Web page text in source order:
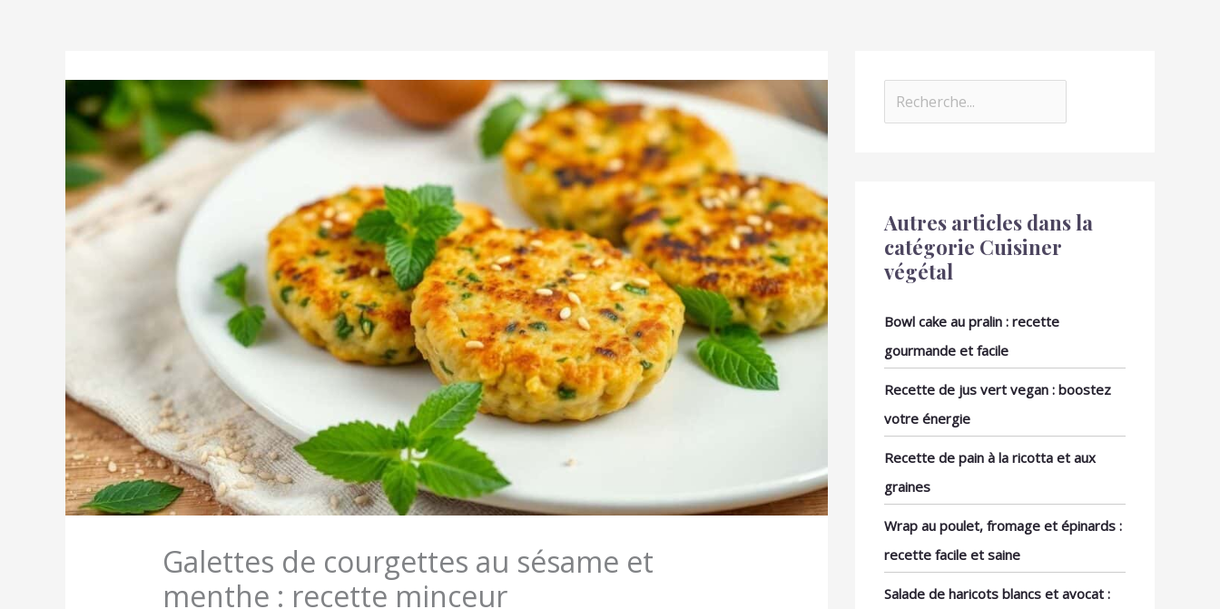
Galettes de courgettes au sésame et
menthe : recette minceur
Autres articles dans la
catégorie Cuisiner
végétal
Bowl cake au pralin : recette
gourmande et facile
Recette de jus vert vegan : boostez
votre énergie
Recette de pain à la ricotta et aux
graines
Wrap au poulet, fromage et épinards :
recette facile et saine
Salade de haricots blancs et avocat :